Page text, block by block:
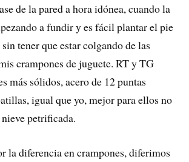
de la pared a hora idónea, cuando la
a fundir y es fácil plantar el pie
tener que estar colgando de las
crampones de juguete. RT y TG
más sólidos, acero de 12 puntas
igual que yo, mejor para ellos no
petrificada.
la diferencia en crampones, diferimos